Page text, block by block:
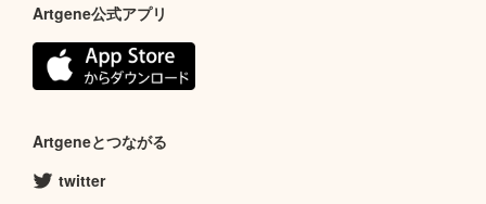
Artgene公式アプリ
Artgeneとつながる
twitter